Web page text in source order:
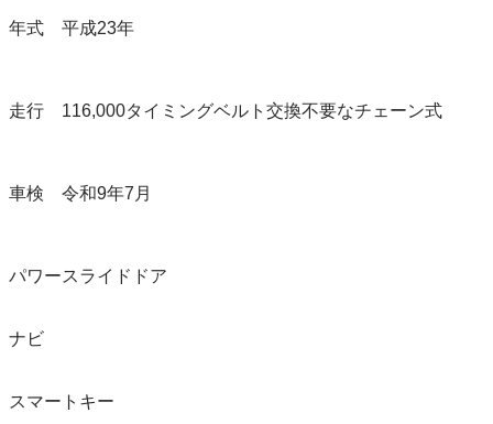
年式　平成23年
走行　116,000タイミングベルト交換不要なチェーン式
車検　令和9年7月
パワースライドドア
ナビ
スマートキー